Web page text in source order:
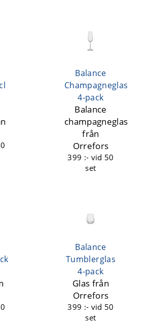
Balance
Champagneglas
4-pack
Balance
champagneglas
från
Orrefors
399 :- vid 50
set
Balance
Tumblerglas
4-pack
Glas från
Orrefors
399 :- vid 50
set